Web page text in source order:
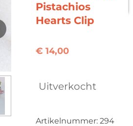
Pistachios
Hearts Clip
€ 14,00
Uitverkocht
Artikelnummer: 294